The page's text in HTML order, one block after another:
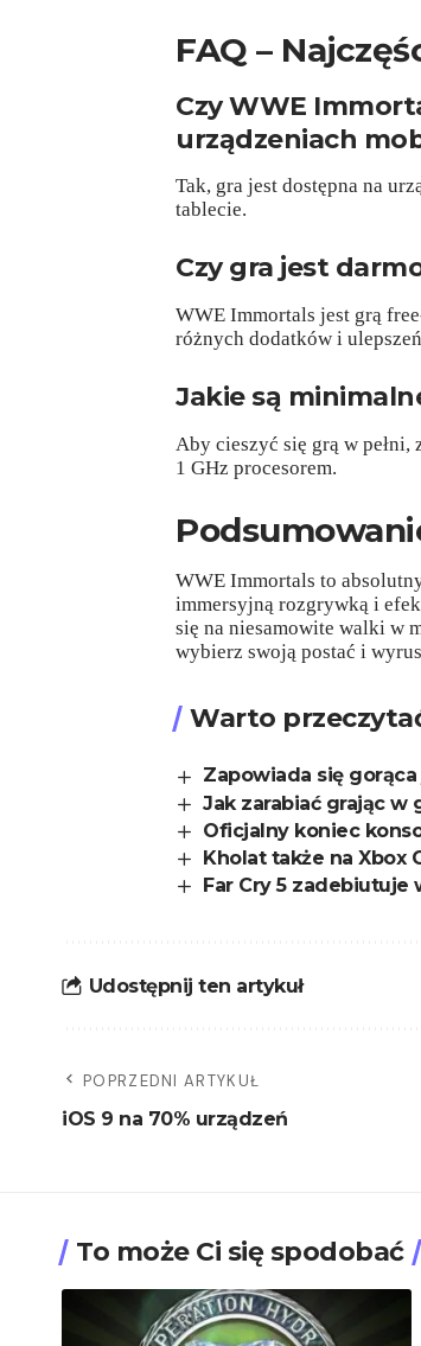
FAQ –
Czy WWE
urządzeniach
Tak, gra jest dostępna na
tablecie.
Czy gra jest
WWE Immortals jest grą
różnych dodatków i
Jakie są
Aby cieszyć się grą w
1 GHz procesorem.
WWE Immortals to
immersyjną rozgrywką i
się na niesamowite walki w
wybierz swoją postać i
Warto
Zapowiada się
Jak zarabiać grając w
Oficjalny koniec
Kholat także na Xbox
Far Cry 5 zadebiutuje
Udostępnij ten artykuł
POPRZEDNI ARTYKUŁ
iOS 9 na 70% urządzeń
To może Ci się spodobać